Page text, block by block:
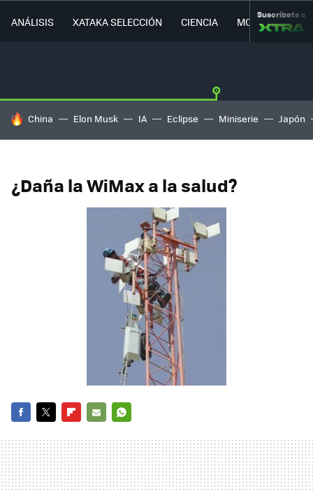
ANÁLISIS XATAKA SELECCIÓN CIENCIA MOVILIDAD
Suscríbete a
HOY SE HABLA DE
China Elon Musk IA Eclipse Miniserie Japón
¿Daña la WiMax a la salud?
MAIL